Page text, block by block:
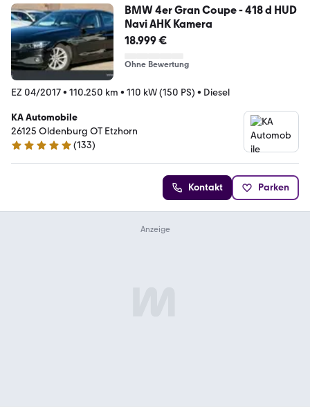
BMW 4er Gran Coupe - 418 d HUD
Navi AHK Kamera
18.999 €
Ohne Bewertung
EZ 04/2017• 110.250 km • 110 kW (150 PS) • Diesel
KA Automobile
26125 Oldenburg OT Etzhorn
4.9 Sterne
(133)
Kontakt Parken